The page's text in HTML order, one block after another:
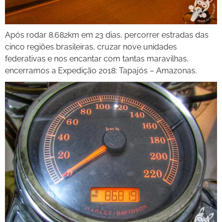
Após rodar 8.682km em 23 dias, percorrer estradas das
cinco regiões brasileiras, cruzar nove unidades
federativas e nos encantar com tantas maravilhas,
encerramos a Expedição 2018: Tapajós – Amazonas.